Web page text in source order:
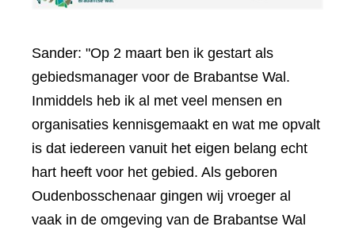
Sander: "Op 2 maart ben ik gestart als
gebiedsmanager voor de Brabantse Wal.
Inmiddels heb ik al met veel mensen en
organisaties kennisgemaakt en wat me opvalt
is dat iedereen vanuit het eigen belang echt
hart heeft voor het gebied. Als geboren
Oudenbosschenaar gingen wij vroeger al
vaak in de omgeving van de Brabantse Wal